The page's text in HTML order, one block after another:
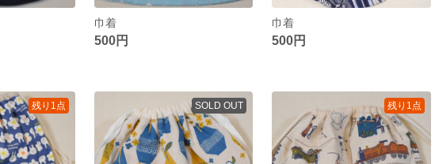
巾着
500円
巾着
500円
残り1点 SOLD OUT 残り1点